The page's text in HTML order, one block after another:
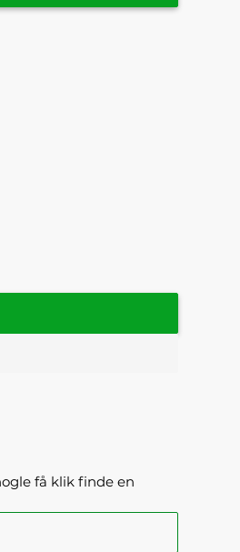
få klik finde en